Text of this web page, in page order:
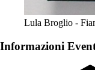
Lula Broglio -
Informazioni